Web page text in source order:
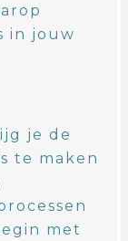
in jouw
je de
te maken
met